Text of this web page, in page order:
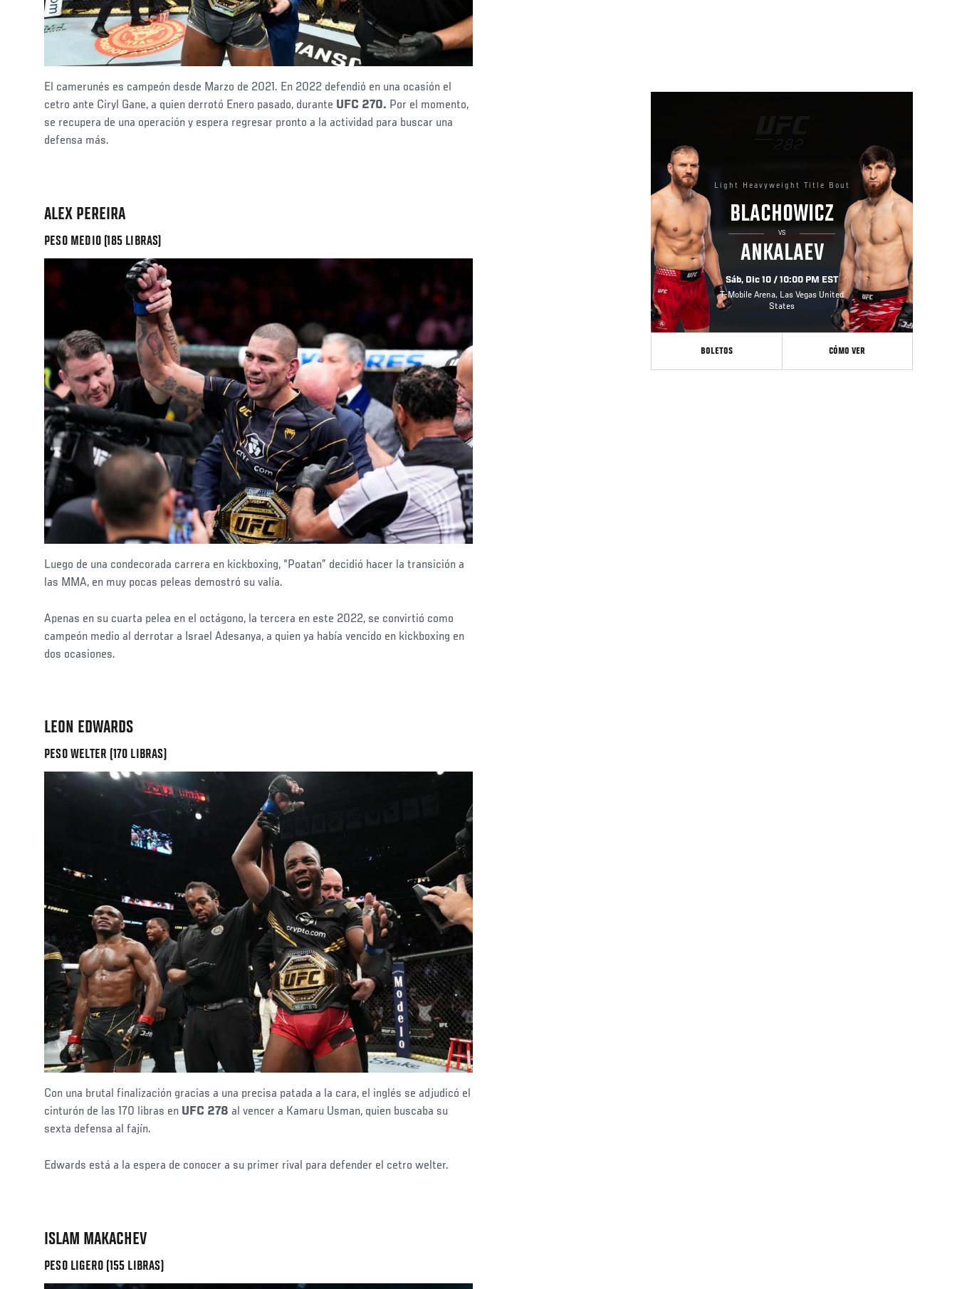
El camerunés es campeón desde Marzo de 2021. En 2022 defendió en una ocasión el
cetro ante Ciryl Gane, a quien derrotó Enero pasado, durante UFC 270. Por el momento,
se recupera de una operación y espera regresar pronto a la actividad para buscar una
defensa más.
ALEX PEREIRA
PESO MEDIO (185 LIBRAS)
Luego de una condecorada carrera en kickboxing, “Poatan” decidió hacer la transición a
las MMA, en muy pocas peleas demostró su valía.
Apenas en su cuarta pelea en el octágono, la tercera en este 2022, se convirtió como
campeón medio al derrotar a Israel Adesanya, a quien ya había vencido en kickboxing en
dos ocasiones.
LEON EDWARDS
PESO WELTER (170 LIBRAS)
Con una brutal finalización gracias a una precisa patada a la cara, el inglés se adjudicó el
cinturón de las 170 libras en UFC 278 al vencer a Kamaru Usman, quien buscaba su
sexta defensa al fajín.
Edwards está a la espera de conocer a su primer rival para defender el cetro welter.
ISLAM MAKACHEV
PESO LIGERO (155 LIBRAS)
Light Heavyweight Title Bout
BLACHOWICZ
VS
ANKALAEV
Sáb, Dic 10 / 10:00 PM EST
T-Mobile Arena, Las Vegas United
States
BOLETOS CÓMO VER